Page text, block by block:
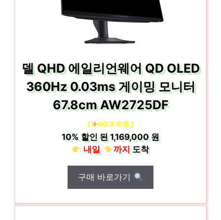
델 QHD 에일리언웨어 QD OLED
360Hz 0.03ms 게이밍 모니터
67.8cm AW2725DF
[ NO.9 제품 ]
10%할인 된1,169,000 원
내일
까지도착
구매 바로가기